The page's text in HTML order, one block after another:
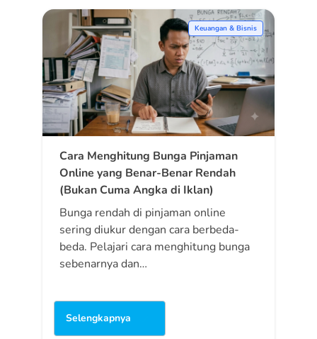
Keuangan & Bisnis
Cara Menghitung Bunga Pinjaman
Online yang Benar-Benar Rendah
(Bukan Cuma Angka di Iklan)
Bunga rendah di pinjaman online
sering diukur dengan cara berbeda-
beda. Pelajari cara menghitung bunga
sebenarnya dan…
Selengkapnya